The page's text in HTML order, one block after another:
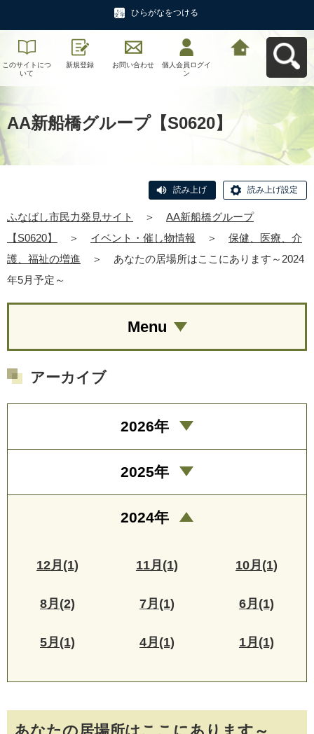
ひらがなをつける
このサイトにつ
いて
新規登録 お問い合わせ
個人会員ログイ
ン
AA新船橋グループ【S0620】
読み上げ 読み上げ設定
ふなばし市民力発見サイト ＞
AA新船橋グループ
【S0620】
＞ イベント・催し物情報 ＞
保健、医療、介
護、福祉の増進
＞
あなたの居場所はここにあります～2024
年5月予定～
Menu
アーカイブ
2026年
2025年
2024年
12月(1) 11月(1) 10月(1)
8月(2) 7月(1) 6月(1)
5月(1) 4月(1) 1月(1)